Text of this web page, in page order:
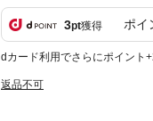
3pt獲得 ポイ
dカード利用でさらにポイント
返品不可